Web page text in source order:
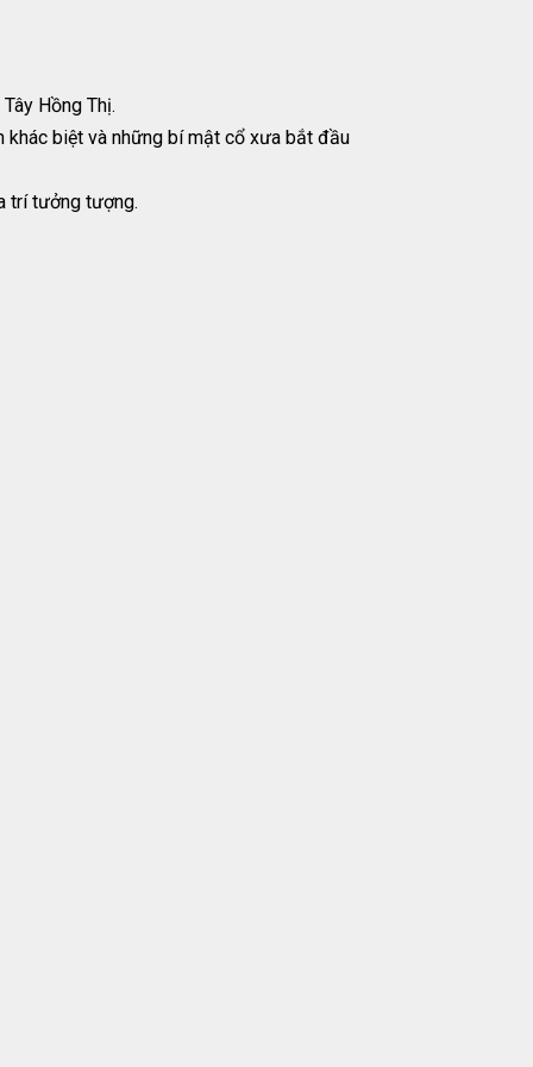
Hồng Thị.
khác biệt và những bí mật cổ xưa bắt đầu
trí tưởng tượng.